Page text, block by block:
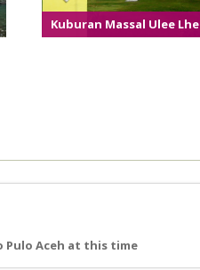
Kuburan Massal Ulee
Aceh at this time